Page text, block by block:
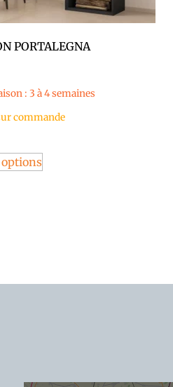
PORTALEGNA
: 3 à 4 semaines
commande
options